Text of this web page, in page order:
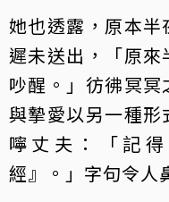
她也透露，原本
遲未送出，「原
吵醒。」彷彿冥
與摯愛以另一種
嚀丈夫：「記
經』。」字句令人